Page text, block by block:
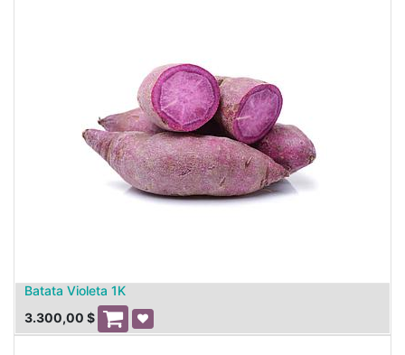
Batata Violeta 1K
3.300,00 $